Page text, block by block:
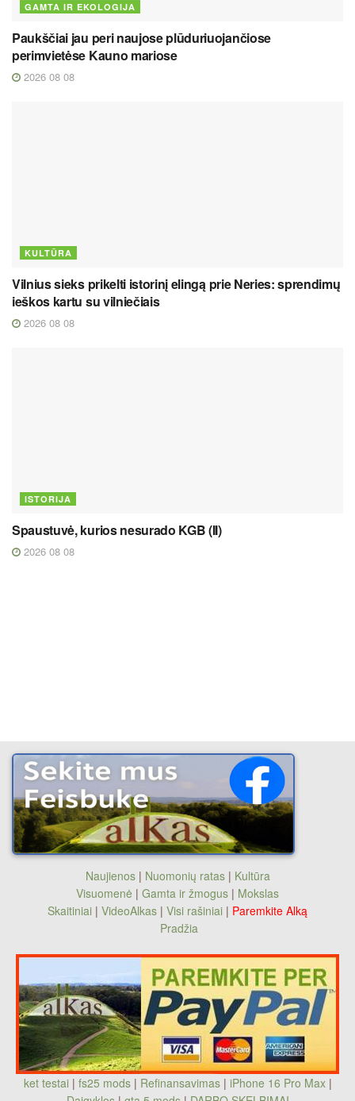
GAMTA IR EKOLOGIJA
Paukščiai jau peri naujose plūduriuojančiose
perimvietėse Kauno mariose
2026 08 08
KULTŪRA
Vilnius sieks prikelti istorinį elingą prie Neries: sprendimų
ieškos kartu su vilniečiais
2026 08 08
ISTORIJA
Spaustuvė, kurios nesurado KGB (II)
2026 08 08
Naujienos| Nuomonių ratas| Kultūra
Visuomenė | Gamta ir žmogus | Mokslas
Skaitiniai | VideoAlkas | Visi rašiniai | Paremkite Alką
Pradžia
ket testai | fs25 mods| Refinansavimas| iPhone 16 Pro Max|